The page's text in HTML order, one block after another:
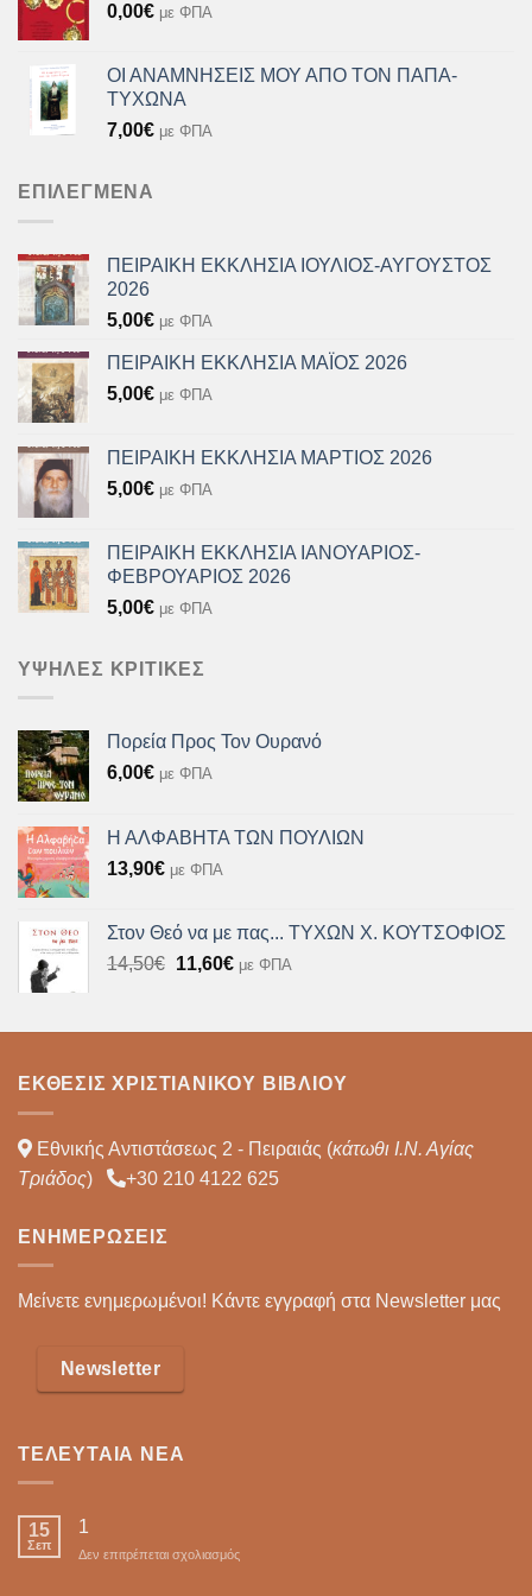
0,00€ με ΦΠΑ
ΟΙ ΑΝΑΜΝΗΣΕΙΣ ΜΟΥ ΑΠΟ ΤΟΝ ΠΑΠΑ-
ΤΥΧΩΝΑ
7,00€ με ΦΠΑ
ΕΠΙΛΕΓΜΈΝΑ
ΠΕΙΡΑΙΚΗ ΕΚΚΛΗΣΙΑ ΙΟΥΛΙΟΣ-ΑΥΓΟΥΣΤΟΣ
2026
5,00€ με ΦΠΑ
ΠΕΙΡΑΙΚΗ ΕΚΚΛΗΣΙΑ ΜΑΪΟΣ 2026
5,00€ με ΦΠΑ
ΠΕΙΡΑΙΚΗ ΕΚΚΛΗΣΙΑ ΜΑΡΤΙΟΣ 2026
5,00€ με ΦΠΑ
ΠΕΙΡΑΙΚΗ ΕΚΚΛΗΣΙΑ ΙΑΝΟΥΑΡΙΟΣ-
ΦΕΒΡΟΥΑΡΙΟΣ 2026
5,00€ με ΦΠΑ
ΥΨΗΛΈΣ ΚΡΙΤΙΚΈΣ
Πορεία Προς Τον Ουρανό
6,00€ με ΦΠΑ
Η ΑΛΦΑΒΗΤΑ ΤΩΝ ΠΟΥΛΙΩΝ
13,90€ με ΦΠΑ
Στον Θεό να με πας... ΤΥΧΩΝ Χ. ΚΟΥΤΣΟΦΙΟΣ
14,50€ Original
14,50€.
11,60€Η
είναι:
με ΦΠΑ
ΈΚΘΕΣΙΣ ΧΡΙΣΤΙΑΝΙΚΟΎ ΒΙΒΛΊΟΥ
Εθνικής Αντιστάσεως 2 - Πειραιάς (κάτωθι Ι.Ν. Αγίας
Τριάδος) +30 210 4122 625
ΕΝΗΜΕΡΏΣΕΙΣ
Μείνετε ενημερωμένοι! Κάντε εγγραφή στα Newsletter μας
Newsletter
ΤΕΛΕΥΤΑΊΑ ΝΈΑ
15
Σεπ
1
Δεν επιτρέπεται σχολιασμόςστο